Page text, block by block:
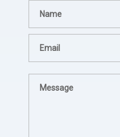
lampion sesuai permintaan
dan jadwal pengiriman tepat.
- Hotel Horison
Sukses untuk jezina light